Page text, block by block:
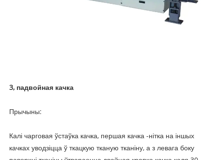
3, падвойная качка
Прычыны:
Калі чарговая ўстаўка качка, першая качка -нітка на іншых
качках уводзіцца ў ткацкую тканую тканіну, а з левага боку